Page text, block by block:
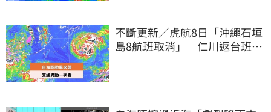
不斷更新／虎航8日「沖繩石垣
島8航班取消」 仁川返台班機